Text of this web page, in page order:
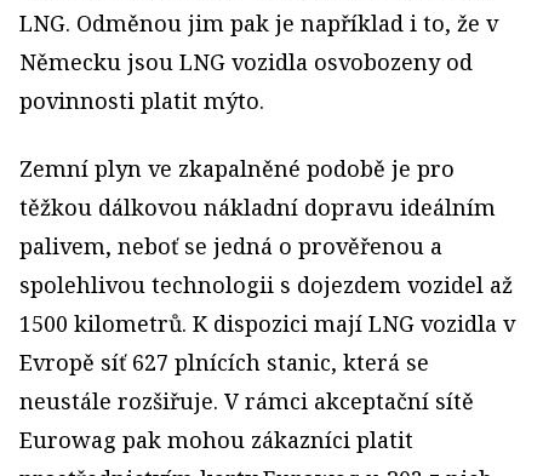
LNG. Odměnou jim pak je například i to, že v
Německu jsou LNG vozidla osvobozeny od
povinnosti platit mýto.
Zemní plyn ve zkapalněné podobě je pro
těžkou dálkovou nákladní dopravu ideálním
palivem, neboť se jedná o prověřenou a
spolehlivou technologii s dojezdem vozidel až
1500 kilometrů. K dispozici mají LNG vozidla v
Evropě síť 627 plnících stanic, která se
neustále rozšiřuje. V rámci akceptační sítě
Eurowag pak mohou zákazníci platit